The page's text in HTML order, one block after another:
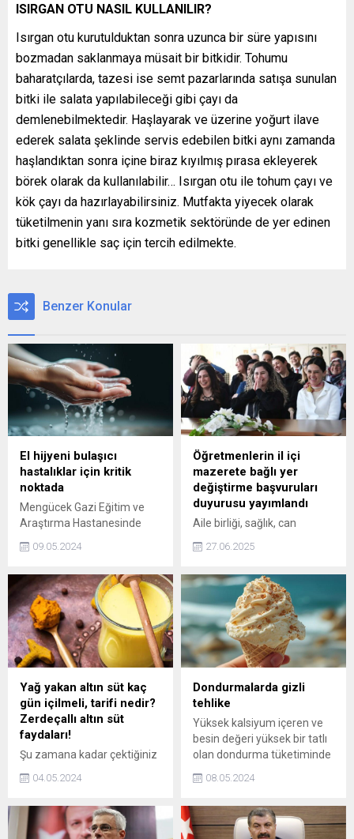
ISIRGAN OTU NASIL KULLANILIR?
Isırgan otu kurutulduktan sonra uzunca bir süre yapısını
bozmadan saklanmaya müsait bir bitkidir. Tohumu
baharatçılarda, tazesi ise semt pazarlarında satışa sunulan
bitki ile salata yapılabileceği gibi çayı da
demlenebilmektedir. Haşlayarak ve üzerine yoğurt ilave
ederek salata şeklinde servis edebilen bitki aynı zamanda
haşlandıktan sonra içine biraz kıyılmış pırasa ekleyerek
börek olarak da kullanılabilir… Isırgan otu ile tohum çayı ve
kök çayı da hazırlayabilirsiniz. Mutfakta yiyecek olarak
tüketilmenin yanı sıra kozmetik sektöründe de yer edinen
bitki genellikle saç için tercih edilmekte.
Benzer Konular
El hijyeni bulaşıcı
hastalıklar için kritik
noktada
Mengücek Gazi Eğitim ve
Araştırma Hastanesinde
hastalıkların önlenmesi için
vurgulandı.
09.05.2024
Öğretmenlerin il içi
mazerete bağlı yer
değiştirme başvuruları
duyurusu yayımlandı
Aile birliği, sağlık, can
ve diğer nedenlerle il içi yer
bulunacak öğretmenler için
başvuru süreci başlıyor.
Başvurular iki aşamalı olarak
alınacak. Atamalar ise 16
Temmuz'da gerçekleşecek.
27.06.2025
Yağ yakan altın süt kaç
gün içilmeli, tarifi nedir?
Zerdeçallı altın süt
faydaları!
Şu zamana kadar çektiğiniz
problemlerini, gribi, uyku
sistemi problemlerinizi, bir
türlü verilmeyen kiloları ve
04.05.2024
Dondurmalarda gizli
tehlike
Yüksek kalsiyum içeren ve
besin değeri yüksek bir tatlı
olan dondurma tüketiminde
Gıda Mühendisleri Odası
Toprak anlattı.
08.05.2024